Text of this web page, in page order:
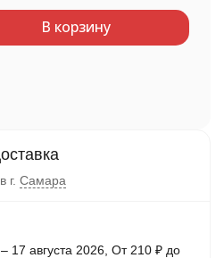
В корзину
в г. Самара
– 17 августа 2026 От 210 ₽ до